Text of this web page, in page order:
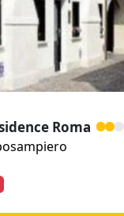
Roma